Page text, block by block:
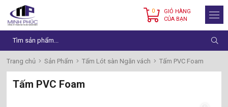
0
GIỎ HÀNG
CỦA BẠN
Trang chủ Sản Phẩm Tấm Lót sàn Ngăn vách Tấm PVC Foam
Tấm PVC Foam